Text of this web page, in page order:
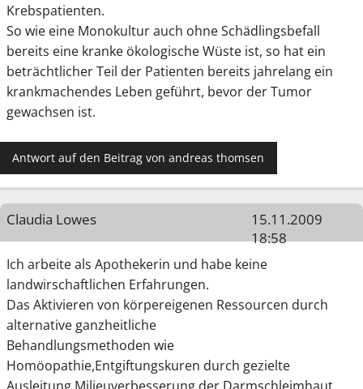
Krebspatienten.
So wie eine Monokultur auch ohne Schädlingsbefall
bereits eine kranke ökologische Wüste ist, so hat ein
beträchtlicher Teil der Patienten bereits jahrelang ein
krankmachendes Leben geführt, bevor der Tumor
gewachsen ist.
Antwort auf den Beitrag von andreas thomsen
Claudia Lowes
15.11.2009
18:58
Ich arbeite als Apothekerin und habe keine
landwirschaftlichen Erfahrungen.
Das Aktivieren von körpereigenen Ressourcen durch
alternative ganzheitliche
Behandlungsmethoden wie
Homöopathie,Entgiftungskuren durch gezielte